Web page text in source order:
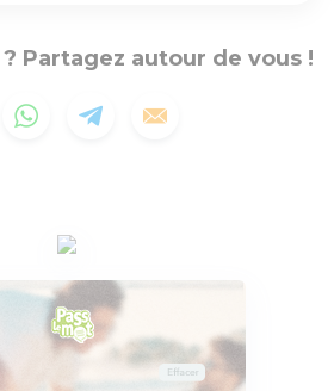
Partagez autour de vous !